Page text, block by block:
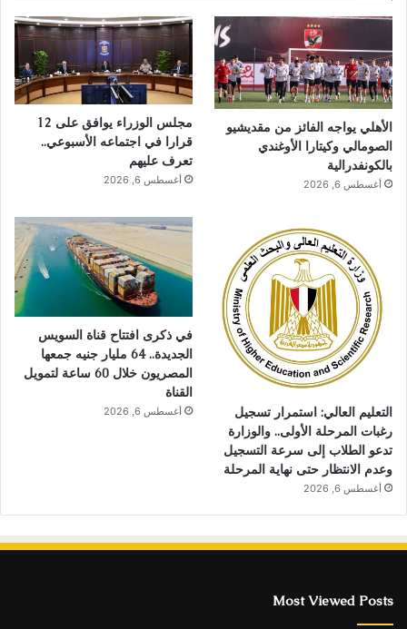
الأهلي يواجه الفائز من مقديشيو
الصومالي وكيتارا الأوغندي
بالكونفدرالية
أغسطس 6, 2026
مجلس الوزراء يوافق على 12
قرارا في اجتماعه الأسبوعي..
تعرف عليهم
أغسطس 6, 2026
التعليم العالي: استمرار تسجيل
رغبات المرحلة الأولى.. والوزارة
تدعو الطلاب إلى سرعة التسجيل
وعدم الانتظار حتى نهاية المرحلة
أغسطس 6, 2026
في ذكرى افتتاح قناة السويس
الجديدة.. 64 مليار جنيه جمعها
المصريون خلال 60 ساعة لتمويل
القناة
أغسطس 6, 2026
Most Viewed Posts